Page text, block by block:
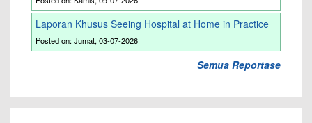
Laporan Khusus Seeing Hospital at Home in Practice
Posted on: Jumat, 03-07-2026
Semua Reportase